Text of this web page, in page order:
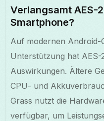
Verlangsamt AES-
Smartphone?
Auf modernen Android-
Unterstützung hat AES-
Auswirkungen. Ältere
CPU- und
Grass nutzt die
verfügbar, um